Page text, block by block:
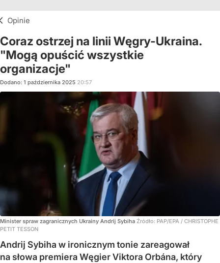
Opinie
Coraz ostrzej na linii Węgry-Ukraina.
"Mogą opuścić wszystkie
organizacje"
Dodano: 1 października 2025 20:57
Minister spraw zagranicznych Ukrainy Andrij Sybiha Źródło: PAP/EPA / CHRISTOPHE
PETIT TESSON
Andrij Sybiha w ironicznym tonie zareagował
na słowa premiera Węgier Viktora Orbána, który